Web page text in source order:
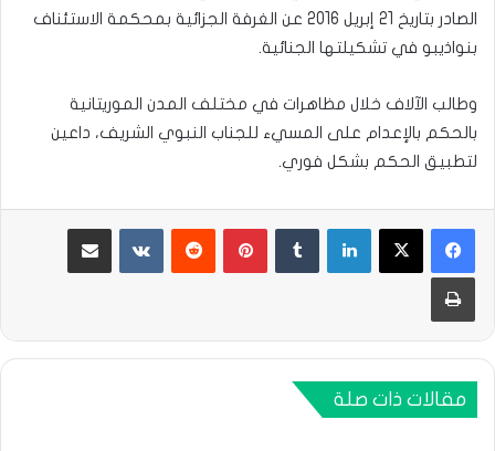
الصادر بتاريخ 21 إبريل 2016 عن الغرفة الجزائية بمحكمة الاستئناف
بنواذيبو في تشكيلتها الجنائية.
وطالب الآلاف خلال مظاهرات في مختلف المدن الموريتانية
بالحكم بالإعدام على المسيء للجناب النبوي الشريف، داعين
لتطبيق الحكم بشكل فوري.
لينكدإن بينتيريست مشاركة عبر البريد
طباعة
مقالات ذات صلة